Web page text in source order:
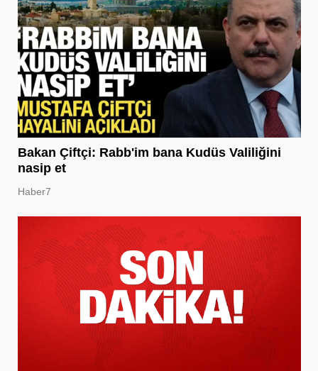
Bakan Çiftçi: Rabb'im bana Kudüs Valiliğini
nasip et
Haber7